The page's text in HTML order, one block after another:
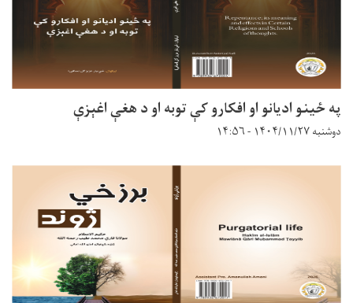
په ځینو ادیانو او افکارو کې توبه او د هغې اغېزې
دوشنبه ۱۴۰۴/۱۱/۲۷ - ۱۴:۵۶